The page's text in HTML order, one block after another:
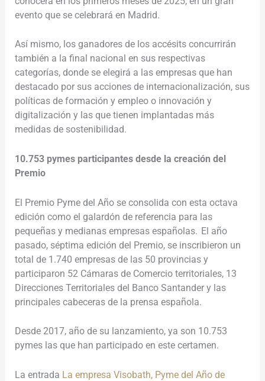
evento que se celebrará en Madrid.
Así mismo, los ganadores de los accésits concurrirán
también a la final nacional en sus respectivas
categorías, donde se elegirá a las empresas que han
destacado por sus acciones de internacionalización, sus
políticas de formación y empleo o innovación y
digitalización y las que tienen implantadas más
medidas de sostenibilidad.
10.753 pymes participantes desde la creación del
Premio
El Premio Pyme del Año se consolida con esta octava
edición como el galardón de referencia para las
pequeñas y medianas empresas españolas. El año
pasado, séptima edición del Premio, se inscribieron un
total de 1.740 empresas de las 50 provincias y
participaron 52 Cámaras de Comercio territoriales, 13
Direcciones Territoriales del Banco Santander y las
principales cabeceras de la prensa española.
Desde 2017, año de su lanzamiento, ya son 10.753
pymes las que han participado en este certamen.
La entrada La empresa Visobath, Pyme del Año de